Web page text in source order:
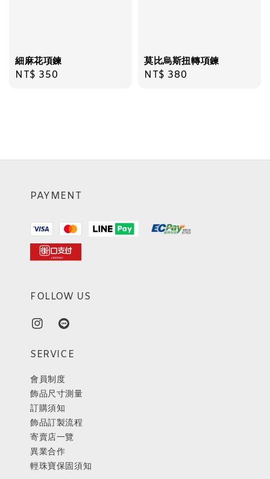
細麻花項鍊
Regular
NT$ 350
莫比烏斯扭轉項鍊
Regular
NT$ 380
PAYMENT
FOLLOW US
SERVICE
會員制度
飾品尺寸測量
訂購須知
飾品訂製流程
寄賣店一覽
異業合作
輕珠寶保固須知